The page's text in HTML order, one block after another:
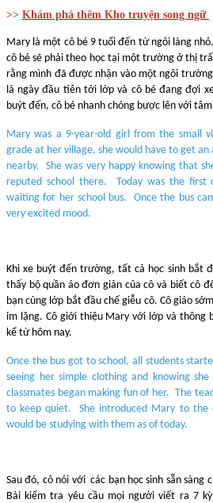
>> Khám phá thêm Kho truyện song ngữ
Mary là một cô bé 9 tuổi đến từ ngôi làng
cô bé sẽ phải theo học tại một trường ở thị
rằng mình đã được nhận vào một ngôi
là ngày đầu tiên tới lớp và cô bé đang đợi
buýt đến, cô bé nhanh chóng bược lên với
Mary was a 9-year-old girl from the small
grade at her village, she would have to get an
nearby. She was very happy knowing that
reputed school there. Today was the first
waiting for her school bus. Once the bus
very excited mood.
Khi xe buýt đến trường, tất cả học sinh bắt
thấy bộ quần áo đơn giản của cô và biết cô
bạn cùng lớp bắt đầu chế giễu cô. Cô giáo
im lặng. Cô giới thiệu Mary với lớp và thông
kể từ hôm nay.
Once the bus got to school, all students
seeing her simple clothing and knowing
classmates began making fun of her. The
to keep quiet. She introduced Mary to the
would be studying with them as of today.
Sau đó, cô nói với các bạn học sinh sẵn sàng
Bài kiểm tra yêu cầu mọi người viết ra 7